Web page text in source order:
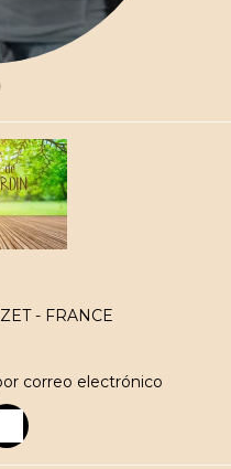
- FRANCE
correo electrónico